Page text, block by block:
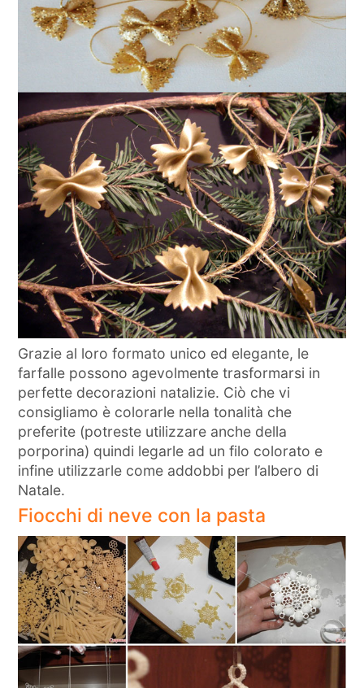
Grazie al loro formato unico ed elegante, le
farfalle possono agevolmente trasformarsi in
perfette decorazioni natalizie. Ciò che vi
consigliamo è colorarle nella tonalità che
preferite (potreste utilizzare anche della
porporina) quindi legarle ad un filo colorato e
infine utilizzarle come addobbi per l’albero di
Natale.
Fiocchi di neve con la pasta